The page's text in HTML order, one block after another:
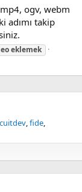
ogv, webm
adımı takip
eklemek
fide